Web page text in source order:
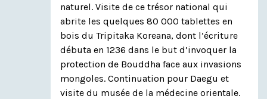
naturel. Visite de ce trésor national qui
abrite les quelques 80 000 tablettes en
bois du Tripitaka Koreana, dont l’écriture
débuta en 1236 dans le but d’invoquer la
protection de Bouddha face aux invasions
mongoles. Continuation pour Daegu et
visite du musée de la médecine orientale.